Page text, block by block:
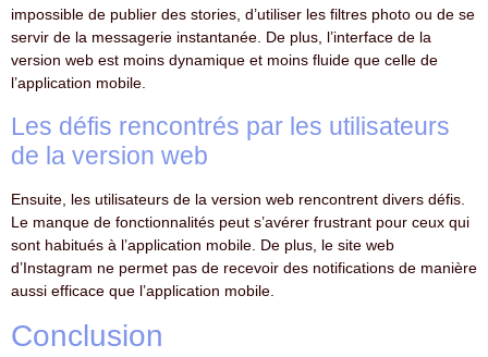
impossible de publier des stories, d’utiliser les filtres photo ou de se
servir de la messagerie instantanée. De plus, l’interface de la
version web est moins dynamique et moins fluide que celle de
l’application mobile.
Les défis rencontrés par les utilisateurs
de la version web
Ensuite, les utilisateurs de la version web rencontrent divers défis.
Le manque de fonctionnalités peut s’avérer frustrant pour ceux qui
sont habitués à l’application mobile. De plus, le site web
d’Instagram ne permet pas de recevoir des notifications de manière
aussi efficace que l’application mobile.
Conclusion